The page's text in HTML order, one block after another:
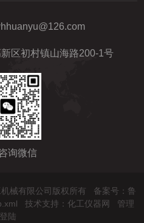
区初村镇山海路200-1号
询微信
械有限公司版权所有 备案号：鲁
技术支持： 化工仪器网
管理
登陆